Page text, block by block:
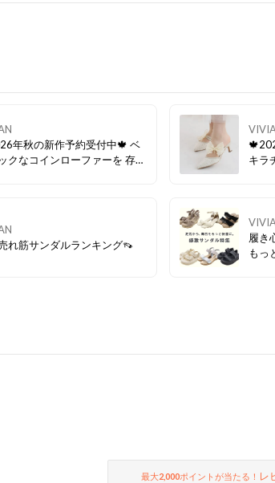
年秋の新作予約受付中🍁 ベ
クなコインローファーを 存在
ミックススタイルや 韓国コー
相性も◎
キラ
ーマ
れ筋サンダルランキング👡
履き
もっ
最大2,000ポイントが当たる！ レ